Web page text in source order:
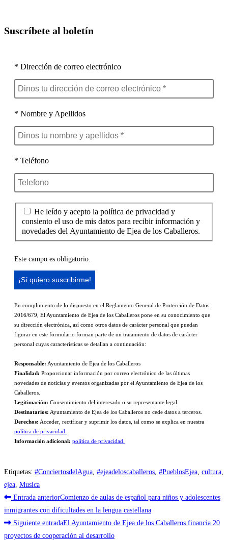
Suscríbete al boletín
* Dirección de correo electrónico
* Nombre y Apellidos
* Teléfono
He leído y acepto la política de privacidad y
consiento el uso de mis datos para recibir información y
novedades del Ayuntamiento de Ejea de los Caballeros.
Este campo es obligatorio.
En cumplimiento de lo dispuesto en el Reglamento General de Protección de Datos
2016/679, El Ayuntamiento de Ejea de los Caballeros pone en su conocimiento que
su dirección electrónica, así como otros datos de carácter personal que puedan
figurar en este formulario forman parte de un tratamiento de datos de carácter
personal cuyas características se detallan a continuación:
Responsable: Ayuntamiento de Ejea de los Caballeros
Finalidad: Proporcionar información por correo electrónico de las últimas
novedades de noticias y eventos organizadas por el Ayuntamiento de Ejea de los
Caballeros.
Legitimación: Consentimiento del interesado o su representante legal.
Destinatarios: Ayuntamiento de Ejea de los Caballeros no cede datos a terceros.
Derechos: Acceder, rectificar y suprimir los datos, tal como se explica en nuestra
política de privacidad.
Información adicional: política de privacidad.
Etiquetas: #ConciertosdelAgua #ejeadeloscaballeros #PueblosEjea cultura
ejea Musica
Leer
más
artículos
Entrada anteriorComienzo de aulas de español para niños y adolescentes
inmigrantes con dificultades en la lengua castellana
Siguiente entradaEl Ayuntamiento de Ejea de los Caballeros financia 20
proyectos de cooperación al desarrollo